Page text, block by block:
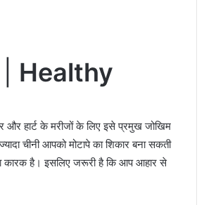
Healthy
और हार्ट के मरीजों के लिए इसे प्रमुख जोखिम
चीनी आपको मोटापे का शिकार बना सकती
कारक है। इसलिए जरूरी है कि आप आहार से